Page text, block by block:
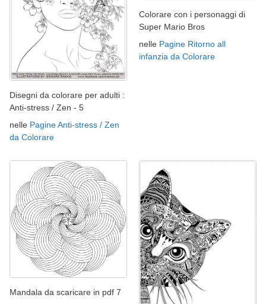
Disegni da colorare per adulti :
Anti-stress / Zen - 5
nelle Pagine Anti-stress / Zen
da Colorare
Colorare con i personaggi di
Super Mario Bros
nelle Pagine Ritorno all
infanzia da Colorare
Mandala da scaricare in pdf 7